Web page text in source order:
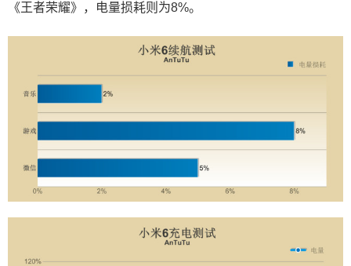
《王者荣耀》，电量损耗则为8%。